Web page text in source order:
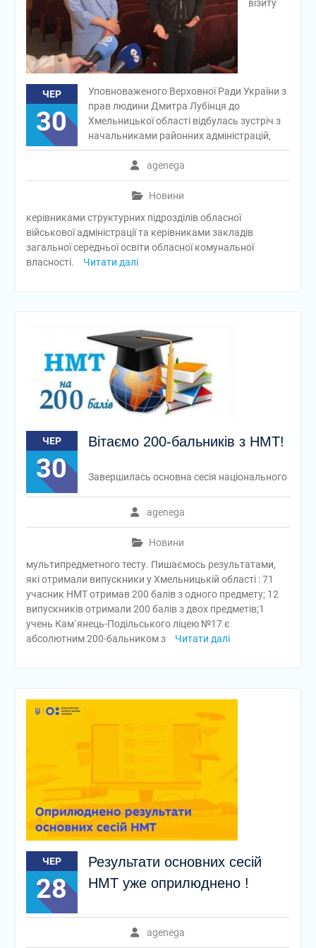
ЧЕР
30
agenega
Новини
візиту
Уповноваженого Верховної Ради України з
прав людини Дмитра Лубінця до
Хмельницької області відбулась зустріч з
начальниками районних адміністрацій,
керівниками структурних підрозділів обласної
військової адміністрації та керівниками закладів
загальної середньої освіти обласної комунальної
власності.
Читати далі
ЧЕР
30
Вітаємо 200-бальників з НМТ!
agenega
Новини
Завершилась основна сесія національного
мультипредметного тесту. Пишаємось результатами,
які отримали випускники у Хмельницькій області : 71
учасник НМТ отримав 200 балів з одного предмету; 12
випускників отримали 200 балів з двох предметів;1
учень Кам`янець-Подільського ліцею №17 є
абсолютним 200-бальником з
Читати далі
ЧЕР
28
Результати основних сесій
НМТ уже оприлюднено !
agenega